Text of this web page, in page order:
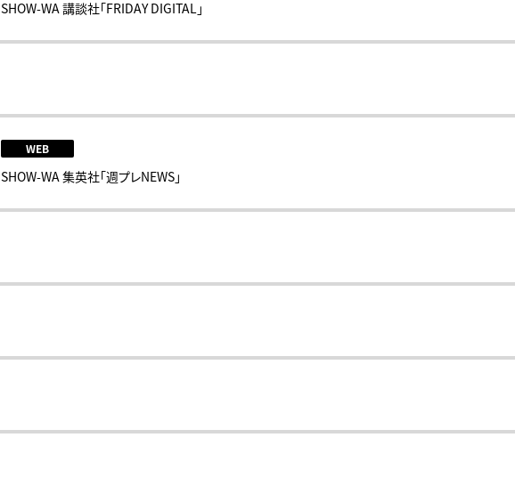
SHOW-WA 講談社「FRIDAY DIGITAL」
WEB
SHOW-WA 集英社「週プレNEWS」